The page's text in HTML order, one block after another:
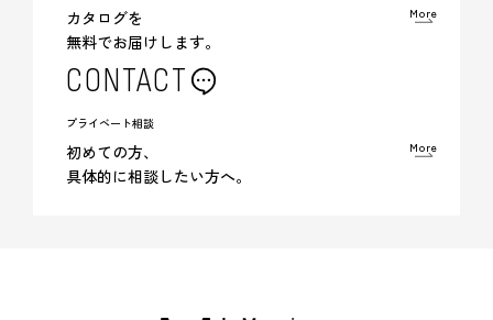
カタログを
無料でお届けします。
More
CONTACT
プライベート相談
初めての方、
具体的に相談したい方へ。
More